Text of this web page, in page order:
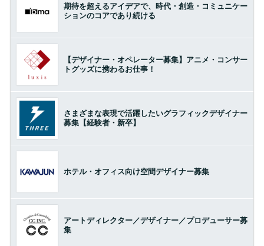
期待を超えるアイデアで、時代・創造・コミュニケー
ションのコアであり続ける
【デザイナー・オペレーター募集】アニメ・コンサー
トグッズに携わるお仕事！
さまざまな表現で活躍したいグラフィックデザイナー
募集【経験者・新卒】
ホテル・オフィス向け空間デザイナー募集
アートディレクター／デザイナー／プロデューサー募
集